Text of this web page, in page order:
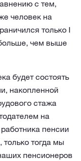
с тем,
человек на
только I
чем выше
будет состоять
накопленной
стажа
на
пенсии
только тогда мы
пенсионеров